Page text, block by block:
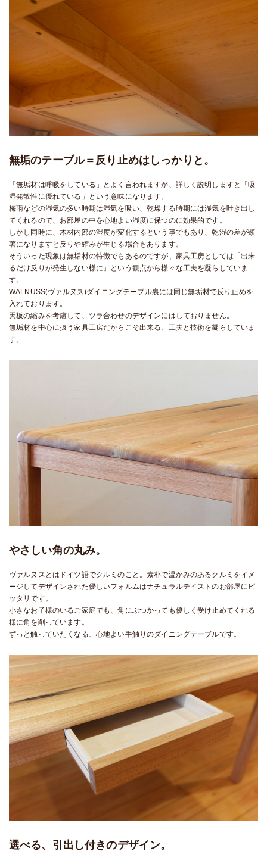
無垢のテーブル＝反り止めはしっかりと。
「無垢材は呼吸をしている」とよく言われますが、詳しく説明しますと「吸
湿発散性に優れている」という意味になります。
梅雨などの湿気の多い時期は湿気を吸い、乾燥する時期には湿気を吐き出し
てくれるので、お部屋の中を心地よい湿度に保つのに効果的です。
しかし同時に、木材内部の湿度が変化するという事でもあり、乾湿の差が顕
著になりますと反りや縮みが生じる場合もあります。
そういった現象は無垢材の特徴でもあるのですが、家具工房としては「出来
るだけ反りが発生しない様に」という観点から様々な工夫を凝らしていま
す。
WALNUSS(ヴァルヌス)ダイニングテーブル裏には同じ無垢材で反り止めを
入れております。
天板の縮みを考慮して、ツラ合わせのデザインにはしておりません。
無垢材を中心に扱う家具工房だからこそ出来る、工夫と技術を凝らしていま
す。
やさしい角の丸み。
ヴァルヌスとはドイツ語でクルミのこと。素朴で温かみのあるクルミをイメ
ージしてデザインされた優しいフォルムはナチュラルテイストのお部屋にピ
ッタリです。
小さなお子様のいるご家庭でも、角にぶつかっても優しく受け止めてくれる
様に角を削っています。
ずっと触っていたくなる、心地よい手触りのダイニングテーブルです。
選べる、引出し付きのデザイン。